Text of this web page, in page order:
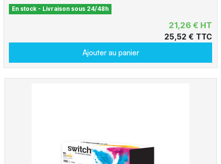
En stock - Livraison sous 24/48h
21,26 € HT
25,52 € TTC
Ajouter au panier